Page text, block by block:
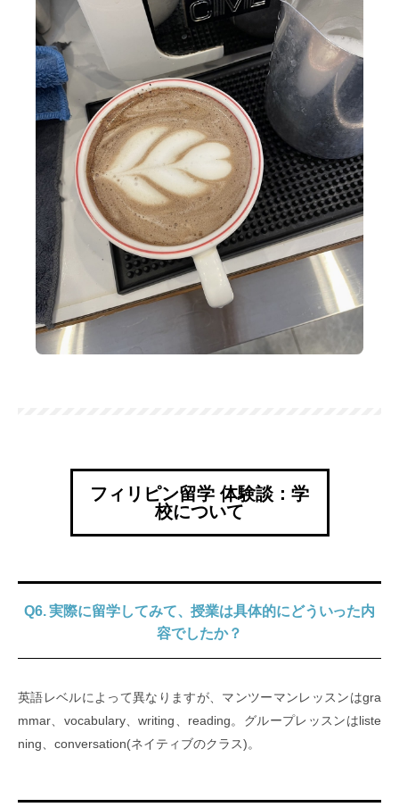
フィリピン留学 体験談：学
校について
Q6. 実際に留学してみて、授業は具体的にどういった内
容でしたか？
英語レベルによって異なりますが、マンツーマンレッスンはgra
mmar、vocabulary、writing、reading。グループレッスンはliste
ning、conversation(ネイティブのクラス)。